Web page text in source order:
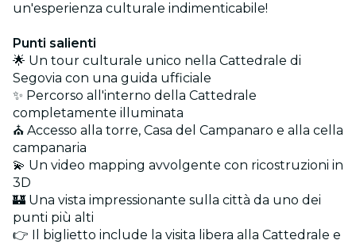
un'esperienza culturale indimenticabile!
Punti salienti
🌟 Un tour culturale unico nella Cattedrale di
Segovia con una guida ufficiale
✨ Percorso all'interno della Cattedrale
completamente illuminata
⛪ Accesso alla torre, Casa del Campanaro e alla cella
campanaria
💫 Un video mapping avvolgente con ricostruzioni in
3D
🏰 Una vista impressionante sulla città da uno dei
punti più alti
👉 Il biglietto include la visita libera alla Cattedrale e